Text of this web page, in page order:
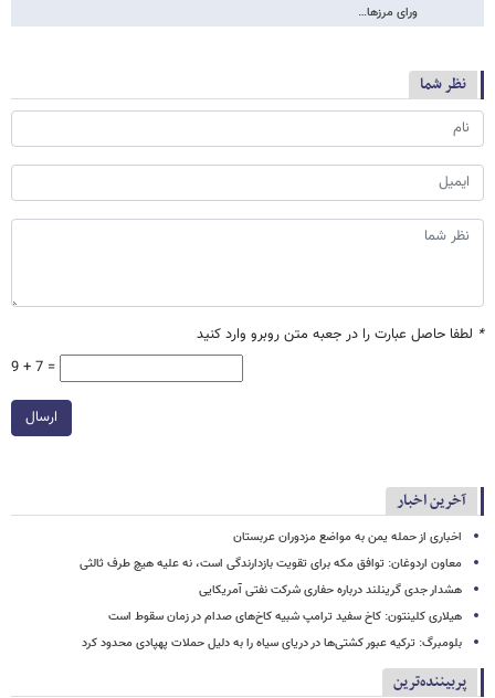
ورای مرزها…
نظر شما
* لطفا حاصل عبارت را در جعبه متن روبرو وارد کنید
9 + 7 =
ارسال
آخرین اخبار
اخباری از حمله یمن به مواضع مزدوران عربستان
معاون اردوغان: توافق مکه برای تقویت بازدارندگی است، نه علیه هیچ طرف ثالثی
هشدار جدی گرینلند درباره حفاری شرکت نفتی آمریکایی
هیلاری کلینتون: کاخ سفید ترامپ شبیه کاخ‌های صدام در زمان سقوط است
بلومبرگ: ترکیه عبور کشتی‌ها در دریای سیاه را به دلیل حملات پهپادی محدود کرد
پربیننده‌ترین